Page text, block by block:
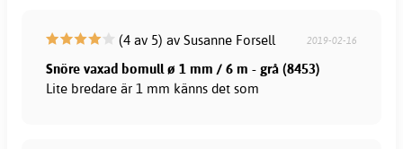
(4 av 5) av Susanne Forsell 2019-02-16
Snöre vaxad bomull ø 1 mm / 6 m - grå (8453)
Lite bredare är 1 mm känns det som